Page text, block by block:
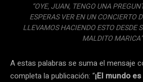
“OYE, JUAN, TENGO UNA
ESPERAS VER EN UN CONCIERTO
LLEVAMOS HACIENDO ESTO DESDE
MALDITO
A estas palabras se suma el mensaje
completa la publicación: “¡El mundo